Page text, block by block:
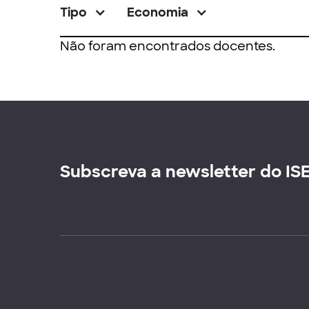
Tipo Economia
Não foram encontrados docentes.
Subscreva a newsletter do